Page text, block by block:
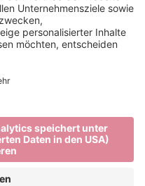
Förderungen